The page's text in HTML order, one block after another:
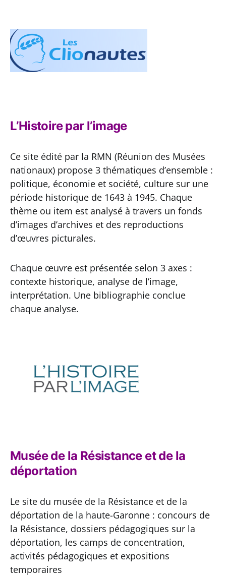
L’Histoire par l’image
Ce site édité par la RMN (Réunion des Musées
nationaux) propose 3 thématiques d’ensemble :
politique, économie et société, culture sur une
période historique de 1643 à 1945. Chaque
thème ou item est analysé à travers un fonds
d’images d’archives et des reproductions
d’œuvres picturales.
Chaque œuvre est présentée selon 3 axes :
contexte historique, analyse de l’image,
interprétation. Une bibliographie conclue
chaque analyse.
Musée de la Résistance et de la
déportation
Le site du musée de la Résistance et de la
déportation de la haute-Garonne : concours de
la Résistance, dossiers pédagogiques sur la
déportation, les camps de concentration,
activités pédagogiques et expositions
temporaires